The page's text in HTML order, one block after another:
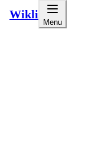
Wikli
Menu